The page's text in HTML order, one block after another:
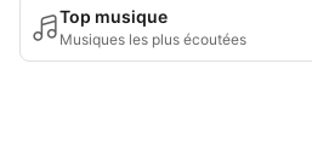
Top musique
Musiques les plus écoutées